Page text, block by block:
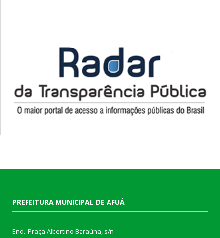
PREFEITURA MUNICIPAL DE AFUÁ
End.: Praça Albertino Baraúna, s/n